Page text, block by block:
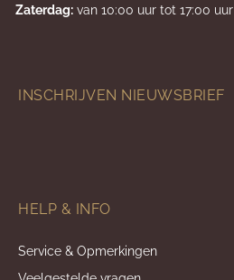
Zaterdag: van 10:00 uur tot 17:00 uur
INSCHRIJVEN NIEUWSBRIEF
HELP & INFO
Service & Opmerkingen